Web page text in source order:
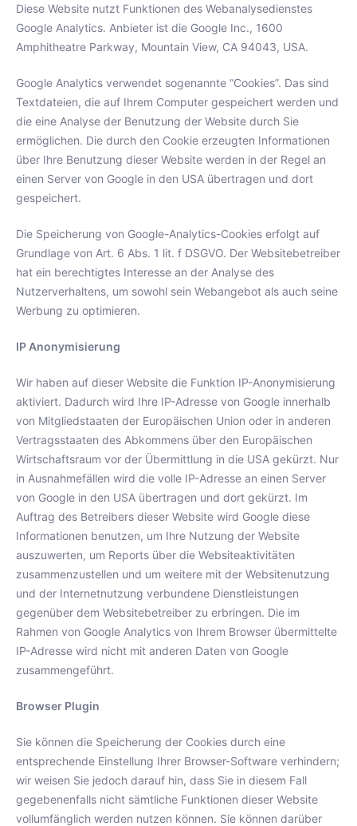
Diese Website nutzt Funktionen des Webanalysedienstes
Google Analytics. Anbieter ist die Google Inc., 1600
Amphitheatre Parkway, Mountain View, CA 94043, USA.
Google Analytics verwendet sogenannte “Cookies”. Das sind
Textdateien, die auf Ihrem Computer gespeichert werden und
die eine Analyse der Benutzung der Website durch Sie
ermöglichen. Die durch den Cookie erzeugten Informationen
über Ihre Benutzung dieser Website werden in der Regel an
einen Server von Google in den USA übertragen und dort
gespeichert.
Die Speicherung von Google-Analytics-Cookies erfolgt auf
Grundlage von Art. 6 Abs. 1 lit. f DSGVO. Der Websitebetreiber
hat ein berechtigtes Interesse an der Analyse des
Nutzerverhaltens, um sowohl sein Webangebot als auch seine
Werbung zu optimieren.
IP Anonymisierung
Wir haben auf dieser Website die Funktion IP-Anonymisierung
aktiviert. Dadurch wird Ihre IP-Adresse von Google innerhalb
von Mitgliedstaaten der Europäischen Union oder in anderen
Vertragsstaaten des Abkommens über den Europäischen
Wirtschaftsraum vor der Übermittlung in die USA gekürzt. Nur
in Ausnahmefällen wird die volle IP-Adresse an einen Server
von Google in den USA übertragen und dort gekürzt. Im
Auftrag des Betreibers dieser Website wird Google diese
Informationen benutzen, um Ihre Nutzung der Website
auszuwerten, um Reports über die Websiteaktivitäten
zusammenzustellen und um weitere mit der Websitenutzung
und der Internetnutzung verbundene Dienstleistungen
gegenüber dem Websitebetreiber zu erbringen. Die im
Rahmen von Google Analytics von Ihrem Browser übermittelte
IP-Adresse wird nicht mit anderen Daten von Google
zusammengeführt.
Browser Plugin
Sie können die Speicherung der Cookies durch eine
entsprechende Einstellung Ihrer Browser-Software verhindern;
wir weisen Sie jedoch darauf hin, dass Sie in diesem Fall
gegebenenfalls nicht sämtliche Funktionen dieser Website
vollumfänglich werden nutzen können. Sie können darüber